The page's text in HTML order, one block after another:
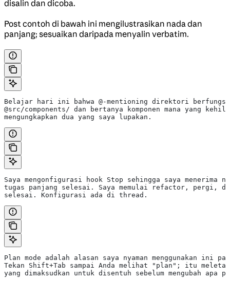
disalin dan dicoba.
Post contoh di bawah ini mengilustrasikan nada dan
panjang; sesuaikan daripada menyalin verbatim.
Belajar hari ini bahwa @-mentioning direktori berfungsi.
@src/components/ dan bertanya komponen mana yang
mengungkapkan dua yang saya lupakan.
Saya mengonfigurasi hook Stop sehingga saya
tugas panjang selesai. Saya memulai refactor, pergi,
selesai. Konfigurasi ada di thread.
Plan mode adalah alasan saya nyaman menggunakan ini
Tekan Shift+Tab sampai Anda melihat "plan"; itu
yang dimaksudkan untuk disentuh sebelum mengubah apa